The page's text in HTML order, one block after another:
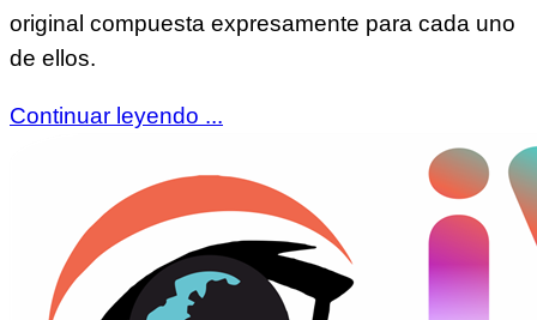
original compuesta expresamente para cada uno
de ellos.
Continuar leyendo ...